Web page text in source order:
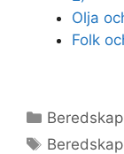
Olja
Folk
Kategorier
Etiketter